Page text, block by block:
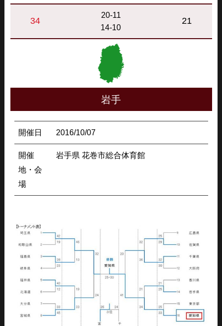
34
20-11
14-10
21
岩手
開催日 2016/10/07
開催
地・会
場
岩手県 花巻市総合体育館